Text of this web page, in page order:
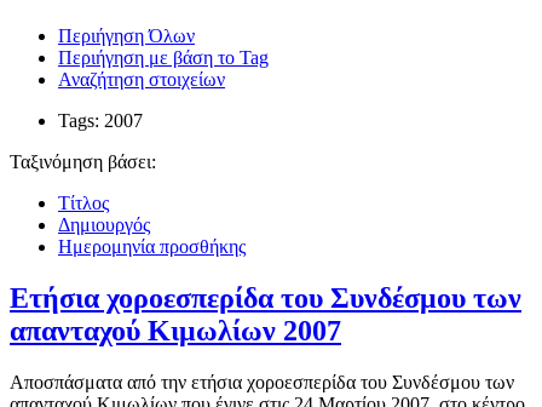
Περιήγηση Όλων
Περιήγηση με βάση το Tag
Αναζήτηση στοιχείων
Tags: 2007
Ταξινόμηση βάσει:
Τίτλος
Δημιουργός
Ημερομηνία προσθήκης
Ετήσια χοροεσπερίδα του Συνδέσμου των
απανταχού Κιμωλίων 2007
Αποσπάσματα από την ετήσια χοροεσπερίδα του Συνδέσμου των